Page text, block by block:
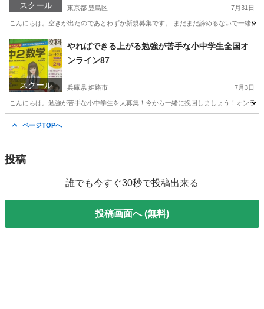
スクール 東京都 豊島区 7月31日
こんにちは。空きが出たのであとわずか新規募集です。 まだまだ諦めるないで一緒
東京 豊島区 家庭教師 算数
スクール
やればできる上がる勉強が苦手な小中学生全国オ
ンライン87
兵庫県 姫路市 7月3日
こんにちは。勉強が苦手な小中学生を大募集！今から一緒に挽回しましょう！オンラ
ページTOPへ
投稿
誰でも今すぐ30秒で投稿出来る
投稿画面へ (無料)